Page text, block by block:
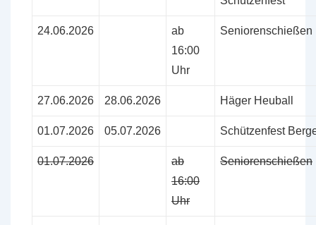
24.06.2026
ab
16:00
Uhr
Seniorenschießen
27.06.2026 28.06.2026 Häger Heuball
01.07.2026 05.07.2026 Schützenfest
01.07.2026
ab
16:00
Uhr
Seniorenschießen